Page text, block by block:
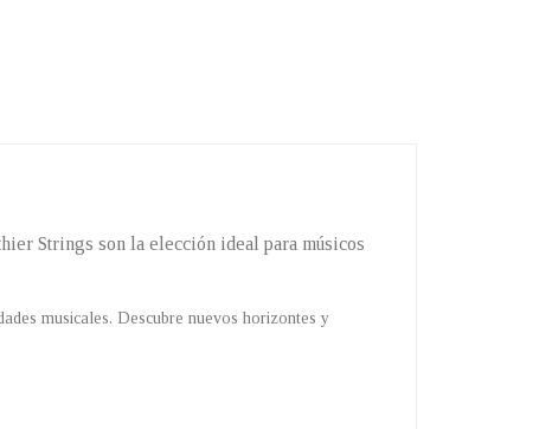
Strings son la elección ideal para músicos
musicales. Descubre nuevos horizontes y